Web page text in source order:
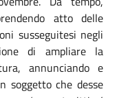
atto delle
susseguitesi negli
di ampliare la
annunciando e
soggetto che desse